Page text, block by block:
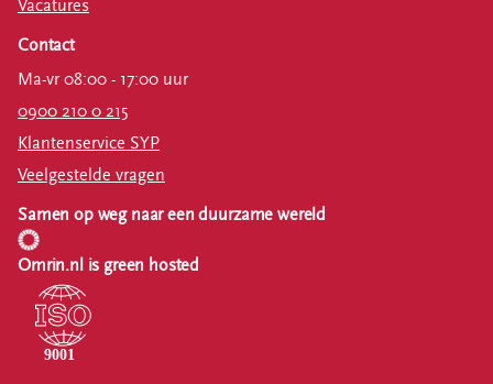
Vacatures
Contact
Ma-vr 08:00 - 17:00 uur
0900 210 0 215
Klantenservice SYP
Veelgestelde vragen
Samen op weg naar een duurzame wereld
Omrin.nl is green hosted